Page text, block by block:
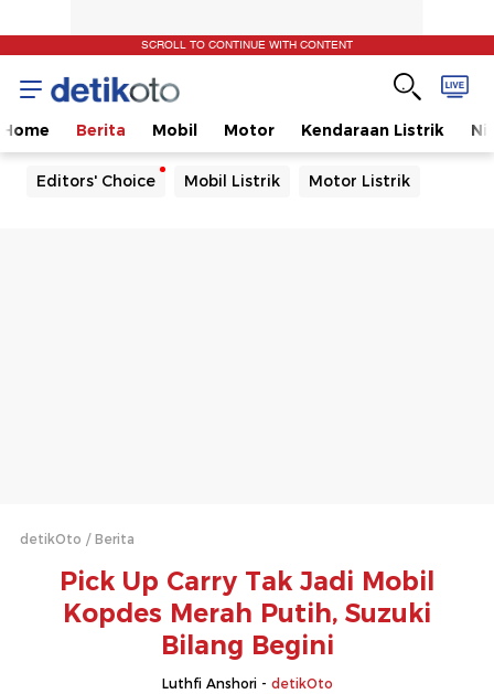
SCROLL TO CONTINUE WITH CONTENT
Home Berita Mobil Motor Kendaraan Listrik
Editors' Choice Mobil Listrik Motor Listrik
detikOto Berita
Pick Up Carry Tak Jadi Mobil
Kopdes Merah Putih, Suzuki
Bilang Begini
Luthfi Anshori - detikOto